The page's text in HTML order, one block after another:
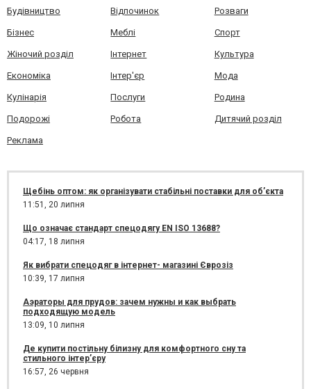
Будівництво Відпочинок Розваги
Бізнес Меблі Спорт
Жіночий розділ Інтернет Культура
Економіка Інтер'єр Мода
Кулінарія Послуги Родина
Подорожі Робота Дитячий розділ
Реклама
Щебінь оптом: як організувати стабільні поставки для об’єкта
11:51, 20 липня
Що означає стандарт спецодягу EN ISO 13688?
04:17, 18 липня
Як вибрати спецодяг в інтернет- магазині Єврозіз
10:39, 17 липня
Аэраторы для прудов: зачем нужны и как выбрать
подходящую модель
13:09, 10 липня
Де купити постільну білизну для комфортного сну та
стильного інтер’єру
16:57, 26 червня